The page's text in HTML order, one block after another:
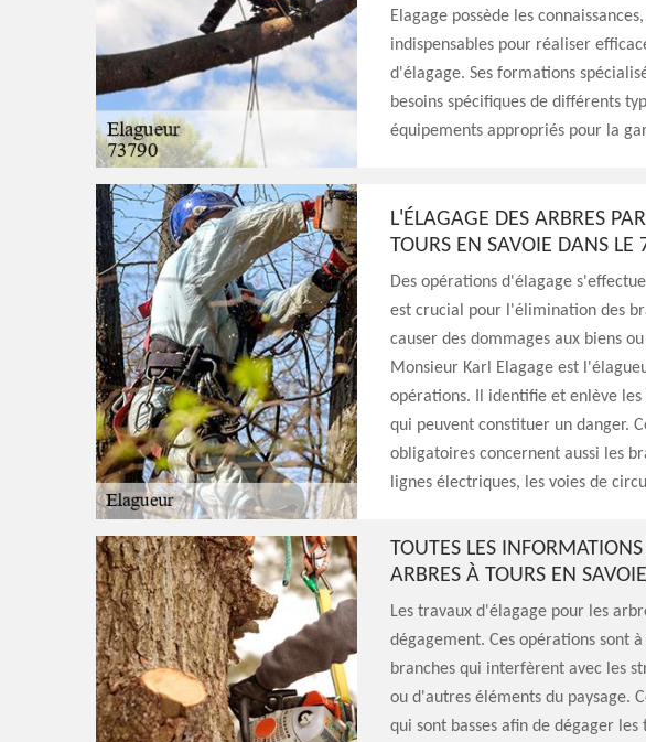
Elagage possède les
indispensables pour réaliser
d'élagage. Ses formations
besoins spécifiques de différents
équipements appropriés pour la
L'ÉLAGAGE DES ARBRES
TOURS EN SAVOIE DANS LE
Des opérations d'élagage
est crucial pour l'élimination des
causer des dommages aux biens
Monsieur Karl Elagage est
opérations. Il identifie et enlève
qui peuvent constituer un danger.
obligatoires concernent aussi les
lignes électriques, les voies de
TOUTES LES
ARBRES À TOURS EN
Les travaux d'élagage pour les
dégagement. Ces opérations sont
branches qui interfèrent avec les
ou d'autres éléments du paysage.
qui sont basses afin de dégager